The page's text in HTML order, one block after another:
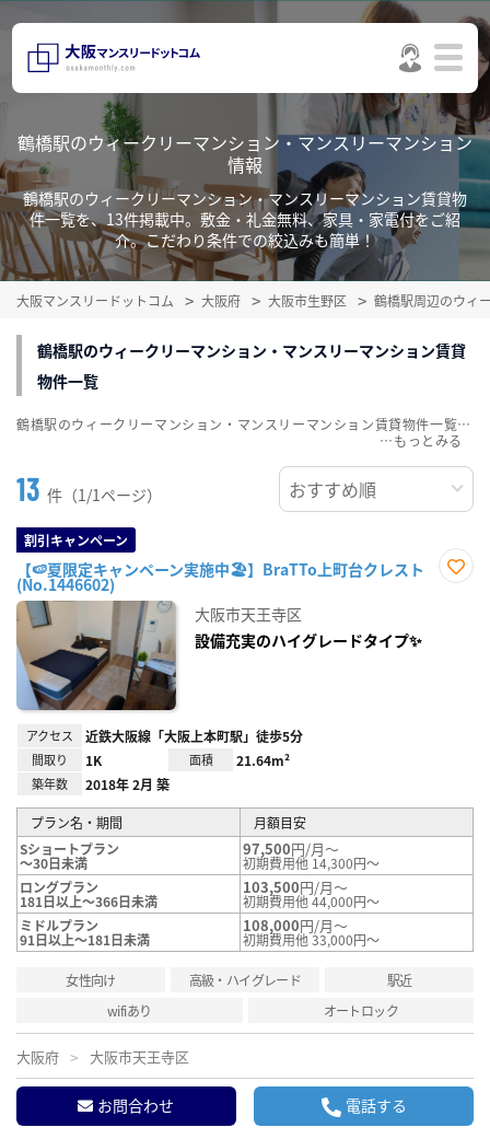
鶴橋駅のウィークリーマンション・マンスリーマンション
情報
鶴橋駅のウィークリーマンション・マンスリーマンション賃貸物
件一覧を、13件掲載中。敷金・礼金無料、家具・家電付をご紹
介。こだわり条件での絞込みも簡単！
大阪マンスリードットコム 大阪府 大阪市生野区 鶴橋駅周辺のウィ
鶴橋駅のウィークリーマンション・マンスリーマンション賃貸
物件一覧
13 件（1/1ページ）
割引キャンペーン
【🍉夏限定キャンペーン実施中🏖️】BraTTo上町台クレスト
(No.1446602)
大阪市天王寺区
設備充実のハイグレードタイプ✨
アクセス 近鉄大阪線「大阪上本町駅」徒歩5分
間取り 1K 面積 21.64m²
築年数 2018年 2月 築
プラン名・期間
月額目安
Sショートプラン
～30日未満
97,500円/月～
初期費用他 14,300円～
ロングプラン
181日以上～366日未満
103,500円/月～
初期費用他 44,000円～
ミドルプラン
91日以上～181日未満
108,000円/月～
初期費用他 33,000円～
女性向け 高級・ハイグレード
駅近
wifiあり
オートロック
大阪府 大阪市天王寺区
お問合わせ 電話する
鶴橋駅のウィークリーマンション・マンスリーマンション賃貸物件一覧を、13件掲載中。敷金・礼金無料、家具・家電付をご紹介。こだわり条件での絞込みも簡単！
…